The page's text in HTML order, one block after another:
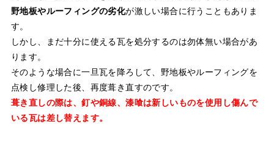
野地板やルーフィングの劣化が激しい場合に行うこともありま
す。
しかし、まだ十分に使える瓦を処分するのは勿体無い場合があ
ります。
そのような場合に一旦瓦を降ろして、野地板やルーフィングを
点検し修理した後、再度葺き直すのです。
葺き直しの際は、釘や銅線、漆喰は新しいものを使用し傷んで
いる瓦は差し替えます。